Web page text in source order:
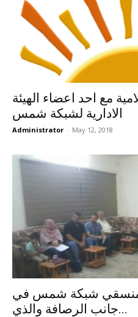
مع احد اعضاء الهيئة
الادارية لشبكة شمس
Administrator - May 12, 2018
منسقي شبكة شمس في
جانب الرصافة والذي...